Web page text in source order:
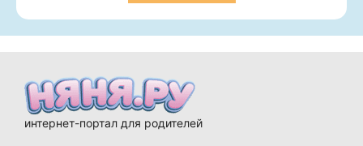
интернет-портал для родителей